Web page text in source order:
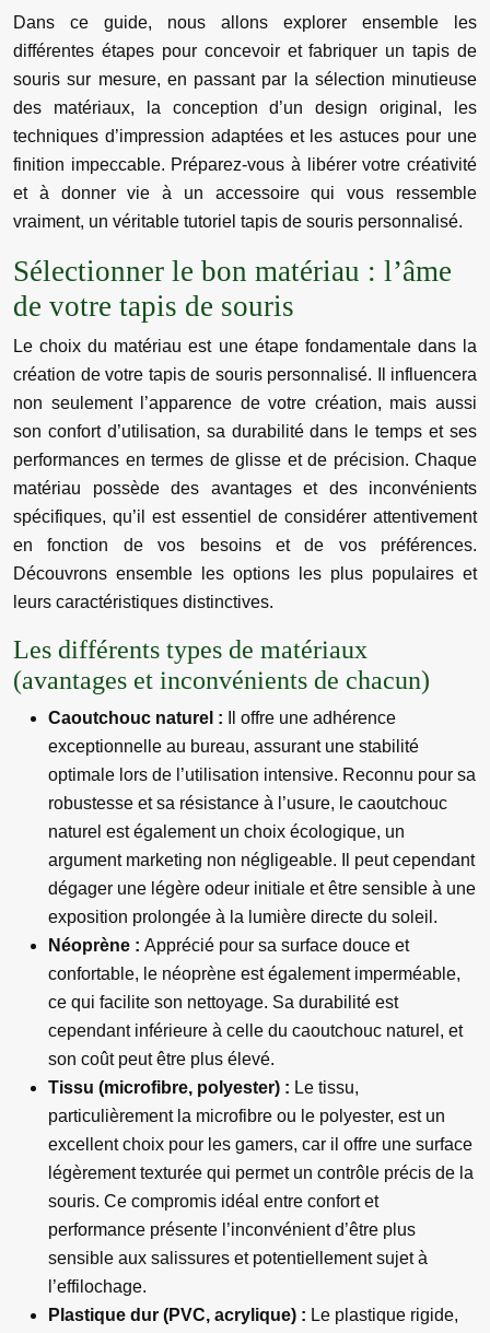
Dans ce guide, nous allons explorer ensemble les
différentes étapes pour concevoir et fabriquer un tapis de
souris sur mesure, en passant par la sélection minutieuse
des matériaux, la conception d’un design original, les
techniques d’impression adaptées et les astuces pour une
finition impeccable. Préparez-vous à libérer votre créativité
et à donner vie à un accessoire qui vous ressemble
vraiment, un véritable tutoriel tapis de souris personnalisé.
Sélectionner le bon matériau : l’âme
de votre tapis de souris
Le choix du matériau est une étape fondamentale dans la
création de votre tapis de souris personnalisé. Il influencera
non seulement l’apparence de votre création, mais aussi
son confort d’utilisation, sa durabilité dans le temps et ses
performances en termes de glisse et de précision. Chaque
matériau possède des avantages et des inconvénients
spécifiques, qu’il est essentiel de considérer attentivement
en fonction de vos besoins et de vos préférences.
Découvrons ensemble les options les plus populaires et
leurs caractéristiques distinctives.
Les différents types de matériaux
(avantages et inconvénients de chacun)
Caoutchouc naturel :
Il offre une adhérence
exceptionnelle au bureau, assurant une stabilité
optimale lors de l’utilisation intensive. Reconnu pour sa
robustesse et sa résistance à l’usure, le caoutchouc
naturel est également un choix écologique, un
argument marketing non négligeable. Il peut cependant
dégager une légère odeur initiale et être sensible à une
exposition prolongée à la lumière directe du soleil.
Néoprène : Apprécié pour sa surface douce et
confortable, le néoprène est également imperméable,
ce qui facilite son nettoyage. Sa durabilité est
cependant inférieure à celle du caoutchouc naturel, et
son coût peut être plus élevé.
Tissu (microfibre, polyester) : Le tissu,
particulièrement la microfibre ou le polyester, est un
excellent choix pour les gamers, car il offre une surface
légèrement texturée qui permet un contrôle précis de la
souris. Ce compromis idéal entre confort et
performance présente l’inconvénient d’être plus
sensible aux salissures et potentiellement sujet à
l’effilochage.
Plastique dur (PVC, acrylique) : Le plastique rigide,